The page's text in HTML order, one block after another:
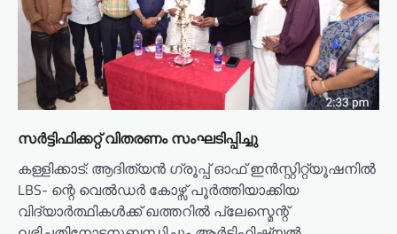
സർട്ടിഫിക്കറ്റ് വിതരണം സംഘടിപ്പിച്ചു
കള്ളിക്കാട്: ആദിത്യൻ ഗ്രൂപ്പ്‌ ഓഫ് ഇൻസ്റ്റിറ്റ്യൂഷനിൽ
LBS- ന്റെ വെൽഡർ കോഴ്സ് പൂർത്തിയാക്കിയ
വിദ്യാർത്ഥികൾക്ക് ഖത്തറിൽ പ്ലേസ്മെന്റ്